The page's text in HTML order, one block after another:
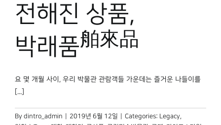
전해진 상품,
박래품舶來品
요 몇 개월 사이, 우리 박물관 관람객들 가운데는 즐거운 나들이를
[...]
By dintro_admin 2019년 6월 12일 Categories: Legacy,